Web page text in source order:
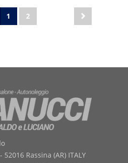
1 2
Rassina (AR) ITALY